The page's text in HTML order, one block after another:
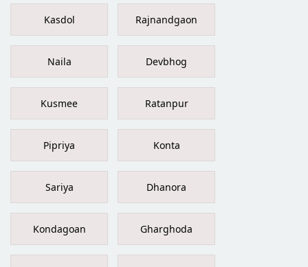
Kasdol Rajnandgaon
Naila Devbhog
Kusmee Ratanpur
Pipriya Konta
Sariya Dhanora
Kondagoan Gharghoda